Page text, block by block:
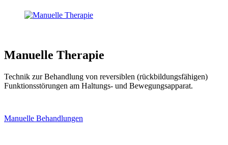
Manuelle Therapie
Technik zur Behandlung von reversiblen (rückbildungsfähigen)
Funktionsstörungen am Haltungs- und Bewegungsapparat.
Manuelle Behandlungen